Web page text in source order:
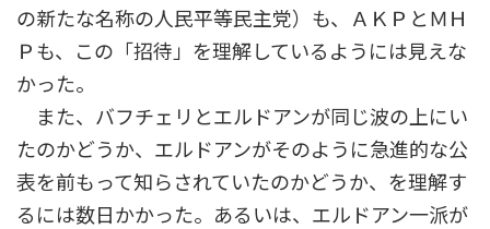
の新たな名称の人民平等民主党）も、ＡＫＰとＭＨ
Ｐも、この「招待」を理解しているようには見えな
かった。
また、バフチェリとエルドアンが同じ波の上にい
たのかどうか、エルドアンがそのように急進的な公
表を前もって知らされていたのかどうか、を理解す
るには数日かかった。あるいは、エルドアン一派が